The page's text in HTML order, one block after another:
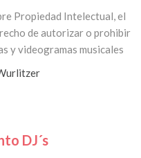
Propiedad Intelectual, el
de autorizar o prohibir
y videogramas musicales
DJ´s